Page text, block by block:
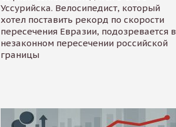
Уссурийска. Велосипедист, который
хотел поставить рекорд по скорости
пересечения Евразии, подозревается в
незаконном пересечении российской
границы